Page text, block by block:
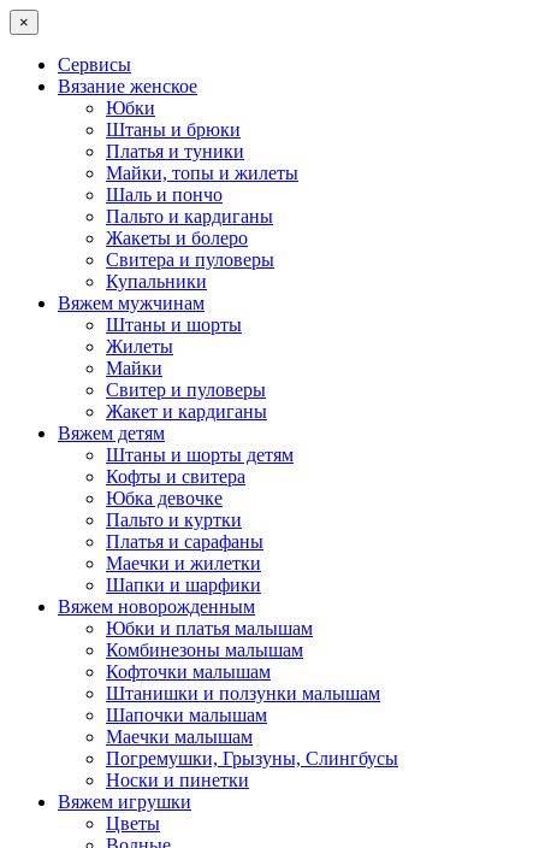
×
Сервисы
Вязание женское
Юбки
Штаны и брюки
Платья и туники
Майки, топы и жилеты
Шаль и пончо
Пальто и кардиганы
Жакеты и болеро
Свитера и пуловеры
Купальники
Вяжем мужчинам
Штаны и шорты
Жилеты
Майки
Свитер и пуловеры
Жакет и кардиганы
Вяжем детям
Штаны и шорты детям
Кофты и свитера
Юбка девочке
Пальто и куртки
Платья и сарафаны
Маечки и жилетки
Шапки и шарфики
Вяжем новорожденным
Юбки и платья малышам
Комбинезоны малышам
Кофточки малышам
Штанишки и ползунки малышам
Шапочки малышам
Маечки малышам
Погремушки, Грызуны, Слингбусы
Носки и пинетки
Вяжем игрушки
Цветы